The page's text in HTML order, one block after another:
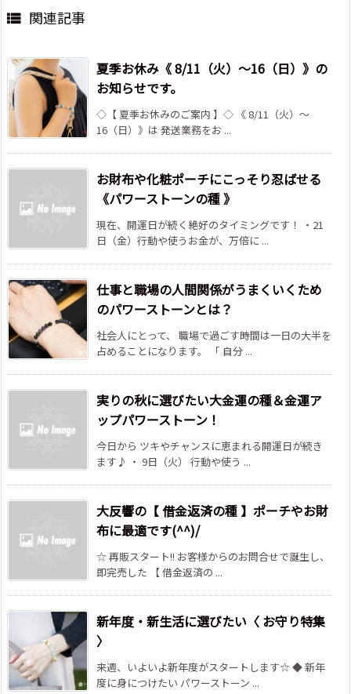
 関連記事
夏季お休み《 8/11（火）～16（日）》の
お知らせです。
◇【 夏季お休みのご案内 】◇ 《 8/11（火）～
16（日）》は 発送業務をお ...
お財布や化粧ポーチにこっそり忍ばせる
《パワーストーンの種 》
現在、開運日が続く絶好のタイミングです！ ・21
日（金）行動や使うお金が、万倍に ...
仕事と職場の人間関係がうまくいくため
のパワーストーンとは？
社会人にとって、 職場で過ごす時間は一日の大半を
占めることになります。 「 自分 ...
実りの秋に選びたい大金運の種＆金運ア
ップパワーストーン！
今日から ツキやチャンスに恵まれる開運日が続き
ます♪ ・ 9日（火） 行動や使う ...
大反響の【 借金返済の種 】ポーチやお財
布に最適です(^^)/
☆ 再販スタート!! お客様からのお問合せで誕生し、
即完売した 【 借金返済の ...
新年度・新生活に選びたい〈 お守り特集
〉
来週、いよいよ新年度がスタートします☆ ◆ 新年
度に身につけたい パワーストーン ...